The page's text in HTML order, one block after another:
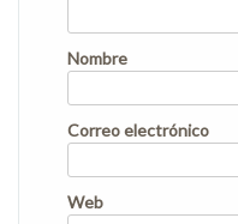
Nombre
Correo electrónico
Web